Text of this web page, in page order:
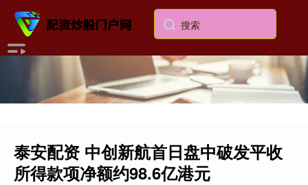
泰安配资 中创新航首日盘中破发平收
所得款项净额约98.6亿港元